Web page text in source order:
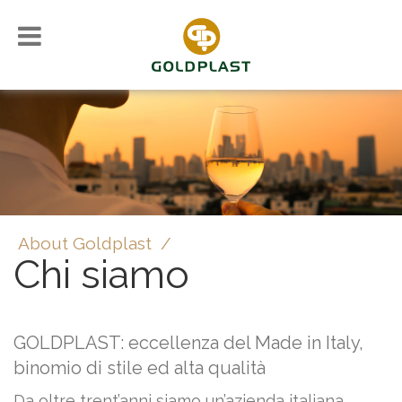
About Goldplast /
Chi siamo
GOLDPLAST: eccellenza del Made in Italy,
binomio di stile ed alta qualità